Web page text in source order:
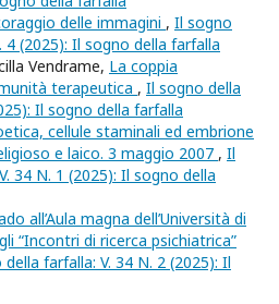
delle immagini , Il sogno
4 (2025): Il sogno della farfalla
Vendrame, La coppia
terapeutica , Il sogno della
Il sogno della farfalla
cellule staminali ed embrione
e laico. 3 maggio 2007 , Il
34 N. 1 (2025): Il sogno della
all’Aula magna dell’Università di
“Incontri di ricerca psichiatrica”
farfalla: V. 34 N. 2 (2025): Il